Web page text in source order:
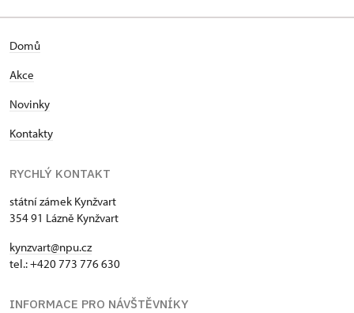
Domů
Akce
Novinky
Kontakty
RYCHLÝ KONTAKT
státní zámek Kynžvart
354 91 Lázně Kynžvart
kynzvart@npu.cz
tel.: +420 773 776 630
INFORMACE PRO NÁVŠTĚVNÍKY